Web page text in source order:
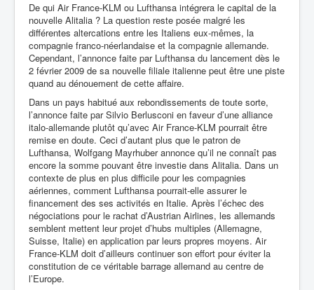
De qui Air France-KLM ou Lufthansa intégrera le capital de la
nouvelle Alitalia ? La question reste posée malgré les
différentes altercations entre les Italiens eux-mêmes, la
compagnie franco-néerlandaise et la compagnie allemande.
Cependant, l’annonce faite par Lufthansa du lancement dès le
2 février 2009 de sa nouvelle filiale italienne peut être une piste
quand au dénouement de cette affaire.
Dans un pays habitué aux rebondissements de toute sorte,
l’annonce faite par Silvio Berlusconi en faveur d’une alliance
italo-allemande plutôt qu’avec Air France-KLM pourrait être
remise en doute. Ceci d’autant plus que le patron de
Lufthansa, Wolfgang Mayrhuber annonce qu’il ne connaît pas
encore la somme pouvant être investie dans Alitalia. Dans un
contexte de plus en plus difficile pour les compagnies
aériennes, comment Lufthansa pourrait-elle assurer le
financement des ses activités en Italie. Après l’échec des
négociations pour le rachat d’Austrian Airlines, les allemands
semblent mettent leur projet d’hubs multiples (Allemagne,
Suisse, Italie) en application par leurs propres moyens. Air
France-KLM doit d’ailleurs continuer son effort pour éviter la
constitution de ce véritable barrage allemand au centre de
l’Europe.